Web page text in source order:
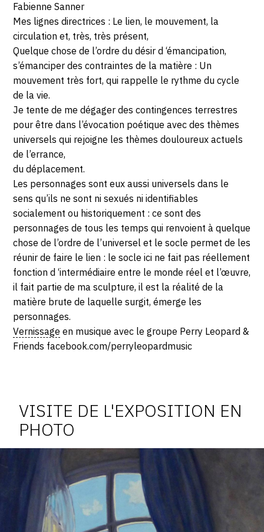
Fabienne Sanner
Mes lignes directrices : Le lien, le mouvement, la
circulation et, très, très présent,
Quelque chose de l’ordre du désir d ‘émancipation,
s’émanciper des contraintes de la matière : Un
mouvement très fort, qui rappelle le rythme du cycle
de la vie.
Je tente de me dégager des contingences terrestres
pour être dans l’évocation poétique avec des thèmes
universels qui rejoigne les thèmes douloureux actuels
de l’errance,
du déplacement.
Les personnages sont eux aussi universels dans le
sens qu’ils ne sont ni sexués ni identifiables
socialement ou historiquement : ce sont des
personnages de tous les temps qui renvoient à quelque
chose de l’ordre de l’universel et le socle permet de les
réunir de faire le lien : le socle ici ne fait pas réellement
fonction d ‘intermédiaire entre le monde réel et l’œuvre,
il fait partie de ma sculpture, il est la réalité de la
matière brute de laquelle surgit, émerge les
personnages.
Vernissage en musique avec le groupe Perry Leopard &
Friends facebook.com/perryleopardmusic
l'exposition
VISITE DE L'EXPOSITION EN
PHOTO